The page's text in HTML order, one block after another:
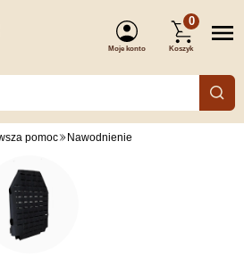
Moje konto
0
Koszyk
pomoc Nawodnienie